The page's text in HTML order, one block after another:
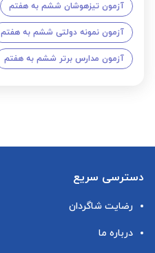
آزمون تیزهوشان ششم به هفتم
آزمون نمونه دولتی ششم به هفتم
آزمون مدارس برتر ششم به هفتم
دسترسی سریع
رضایت شاگردان
درباره ما